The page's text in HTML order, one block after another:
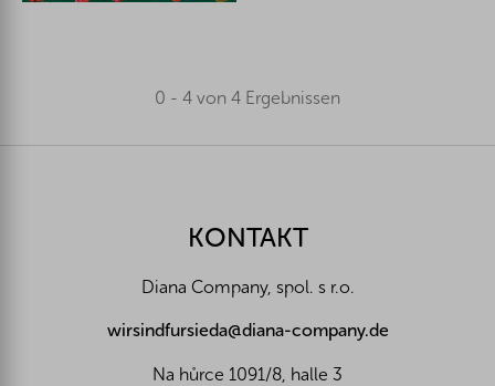
0 - 4 von 4 Ergebnissen
KONTAKT
Diana Company, spol. s r.o.
wirsindfursieda@diana-company.de
Na hůrce 1091/8, halle 3